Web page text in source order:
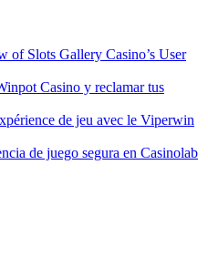
of Slots Gallery Casino’s User
Casino y reclamar tus
de jeu avec le Viperwin
de juego segura en Casinolab